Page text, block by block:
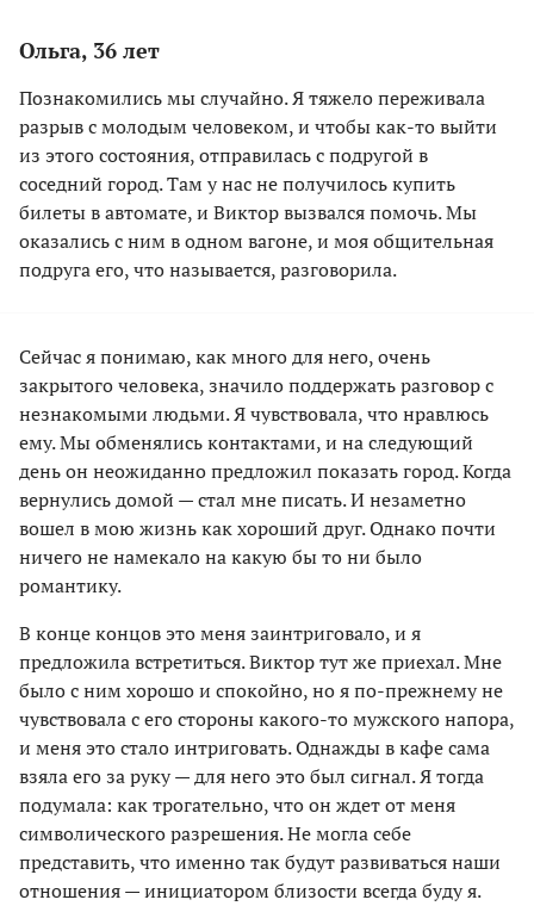
Ольга, 36 лет
Познакомились мы случайно. Я тяжело переживала
разрыв с молодым человеком, и чтобы как-то выйти
из этого состояния, отправилась с подругой в
соседний город. Там у нас не получилось купить
билеты в автомате, и Виктор вызвался помочь. Мы
оказались с ним в одном вагоне, и моя общительная
подруга его, что называется, разговорила.
Сейчас я понимаю, как много для него, очень
закрытого человека, значило поддержать разговор с
незнакомыми людьми. Я чувствовала, что нравлюсь
ему. Мы обменялись контактами, и на следующий
день он неожиданно предложил показать город. Когда
вернулись домой — стал мне писать. И незаметно
вошел в мою жизнь как хороший друг. Однако почти
ничего не намекало на какую бы то ни было
романтику.
В конце концов это меня заинтриговало, и я
предложила встретиться. Виктор тут же приехал. Мне
было с ним хорошо и спокойно, но я по-прежнему не
чувствовала с его стороны какого-то мужского напора,
и меня это стало интриговать. Однажды в кафе сама
взяла его за руку — для него это был сигнал. Я тогда
подумала: как трогательно, что он ждет от меня
символического разрешения. Не могла себе
представить, что именно так будут развиваться наши
отношения — инициатором близости всегда буду я.